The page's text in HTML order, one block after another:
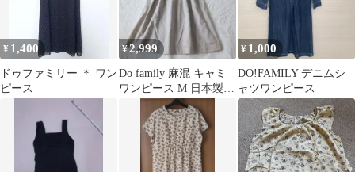
¥ 1,400
ドゥファミリー ＊ ワン
ピース
¥2,999
Do family 麻混 キャミ
ワンピース M 日本製
フレア ウエストリボン
¥ 1,000
DO!FAMILY デニムシ
ャツワンピース